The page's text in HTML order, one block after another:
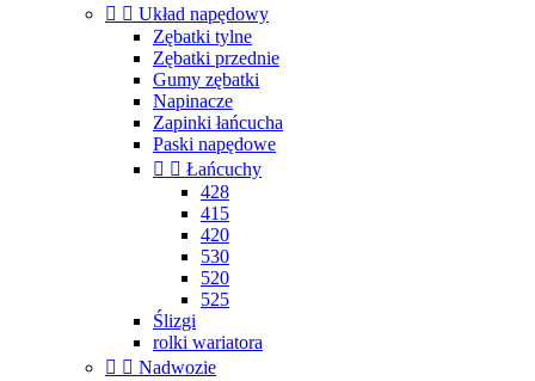
  Układ napędowy
Zębatki tylne
Zębatki przednie
Gumy zębatki
Napinacze
Zapinki łańcucha
Paski napędowe
  Łańcuchy
428
415
420
530
520
525
Ślizgi
rolki wariatora
  Nadwozie